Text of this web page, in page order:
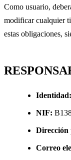
Como usuario,
modificar cualquier
estas obligaciones,
Identidad:
NIF:
Dirección
Correo